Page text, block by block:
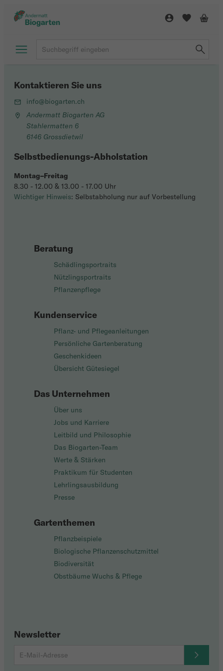
Beratung
Schädlingsportraits
Nützlingsportraits
Pflanzenpflege
Kundenservice
Pflanz- und Pflegeanleitungen
Persönliche Gartenberatung
Geschenkideen
Übersicht Gütesiegel
Das Unternehmen
Über uns
Jobs und Karriere
Leitbild und Philosophie
Das Biogarten-Team
Werte & Stärken
Praktikum für Studenten
Lehrlingsausbildung
Presse
Gartenthemen
Pflanzbeispiele
Biologische Pflanzenschutzmittel
Biodiversität
Obstbäume Wuchs & Pflege
Newsletter
Kontaktieren Sie uns
info@biogarten.ch
Andermatt Biogarten AG
Stahlermatten 6
6146 Grossdietwil
Selbstbedienungs-Abholstation
Montag–Freitag
8.30 - 12.00 & 13.00 - 17.00 Uhr
Wichtiger Hinweis: Selbstabholung nur auf Vorbestellung